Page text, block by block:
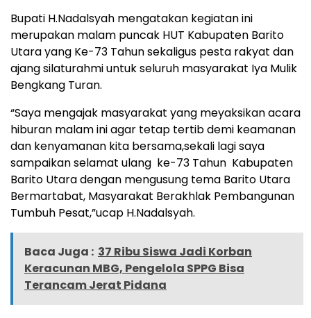
Bupati H.Nadalsyah mengatakan kegiatan ini
merupakan malam puncak HUT Kabupaten Barito
Utara yang Ke-73 Tahun sekaligus pesta rakyat dan
ajang silaturahmi untuk seluruh masyarakat Iya Mulik
Bengkang Turan.
“Saya mengajak masyarakat yang meyaksikan acara
hiburan malam ini agar tetap tertib demi keamanan
dan kenyamanan kita bersama,sekali lagi saya
sampaikan selamat ulang ke-73 Tahun Kabupaten
Barito Utara dengan mengusung tema Barito Utara
Bermartabat, Masyarakat Berakhlak Pembangunan
Tumbuh Pesat,”ucap H.Nadalsyah.
Baca Juga : 37 Ribu Siswa Jadi Korban
Keracunan MBG, Pengelola SPPG Bisa
Terancam Jerat Pidana